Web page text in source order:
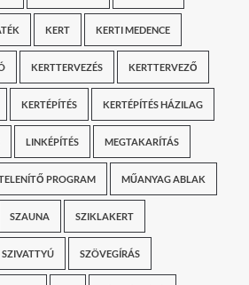
KERT KERTI MEDENCE
KERTTERVEZÉS KERTTERVEZŐ
KERTÉPÍTÉS KERTÉPÍTÉS HÁZILAG
LINKÉPÍTÉS MEGTAKARÍTÁS
PROGRAM MŰANYAG ABLAK
SZAUNA SZIKLAKERT
SZIVATTYÚ SZÖVEGÍRÁS